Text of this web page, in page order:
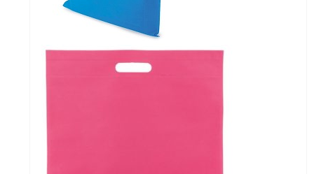
producto